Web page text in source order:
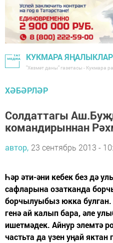
КУКМАРА
"Хезмәт даны" газетасы - Кукмара
ХӘБӘРЛӘР
Солдаттагы
командирыннан
автор, 23 сентябрь 2013 -
Һәр әти-әни кебек без дә
сафларына озатканда
борчылуыбыз юкка
генә ай калып бара, әле
ишетмәдек. Айнур элемтә
частьта да үзен уңай яктан